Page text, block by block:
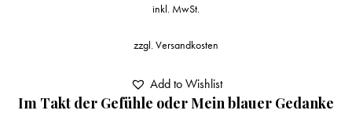
Im Takt der Gefühle oder Mein blauer Gedanke
inkl. MwSt.
zzgl.Versandkosten
Add to Wishlist